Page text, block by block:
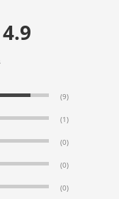
4.9
(9)
(1)
(0)
(0)
(0)